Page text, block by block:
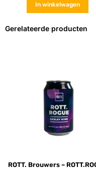
In winkelwagen
Gerelateerde producten
ROTT. Brouwers –